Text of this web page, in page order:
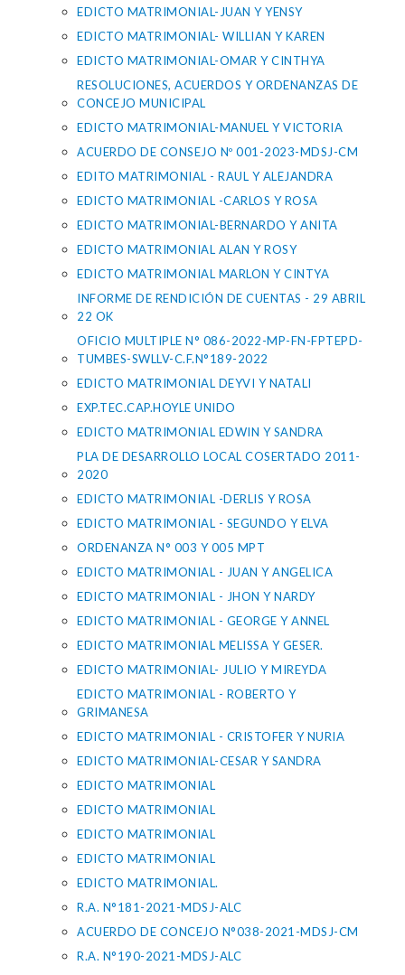
EDICTO MATRIMONIAL-JUAN Y YENSY
EDICTO MATRIMONIAL- WILLIAN Y KAREN
EDICTO MATRIMONIAL-OMAR Y CINTHYA
RESOLUCIONES, ACUERDOS Y ORDENANZAS DE
CONCEJO MUNICIPAL
EDICTO MATRIMONIAL-MANUEL Y VICTORIA
ACUERDO DE CONSEJO Nº 001-2023-MDSJ-CM
EDITO MATRIMONIAL - RAUL Y ALEJANDRA
EDICTO MATRIMONIAL -CARLOS Y ROSA
EDICTO MATRIMONIAL-BERNARDO Y ANITA
EDICTO MATRIMONIAL ALAN Y ROSY
EDICTO MATRIMONIAL MARLON Y CINTYA
INFORME DE RENDICIÓN DE CUENTAS - 29 ABRIL
22 OK
OFICIO MULTIPLE N° 086-2022-MP-FN-FPTEPD-
TUMBES-SWLLV-C.F.N°189-2022
EDICTO MATRIMONIAL DEYVI Y NATALI
EXP.TEC.CAP.HOYLE UNIDO
EDICTO MATRIMONIAL EDWIN Y SANDRA
PLA DE DESARROLLO LOCAL COSERTADO 2011-
2020
EDICTO MATRIMONIAL -DERLIS Y ROSA
EDICTO MATRIMONIAL - SEGUNDO Y ELVA
ORDENANZA N° 003 Y 005 MPT
EDICTO MATRIMONIAL - JUAN Y ANGELICA
EDICTO MATRIMONIAL - JHON Y NARDY
EDICTO MATRIMONIAL - GEORGE Y ANNEL
EDICTO MATRIMONIAL MELISSA Y GESER.
EDICTO MATRIMONIAL- JULIO Y MIREYDA
EDICTO MATRIMONIAL - ROBERTO Y
GRIMANESA
EDICTO MATRIMONIAL - CRISTOFER Y NURIA
EDICTO MATRIMONIAL-CESAR Y SANDRA
EDICTO MATRIMONIAL
EDICTO MATRIMONIAL
EDICTO MATRIMONIAL
EDICTO MATRIMONIAL
EDICTO MATRIMONIAL.
R.A. N°181-2021-MDSJ-ALC
ACUERDO DE CONCEJO N°038-2021-MDSJ-CM
R.A. N°190-2021-MDSJ-ALC